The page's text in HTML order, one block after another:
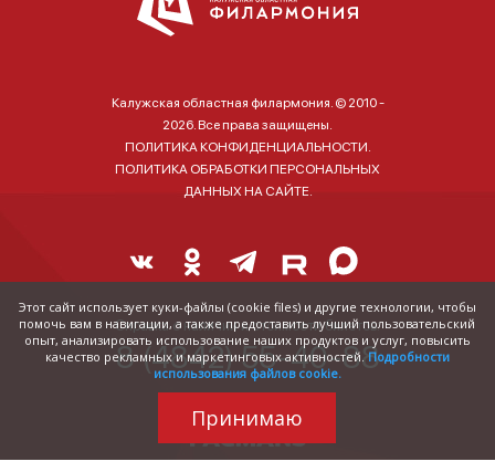
Калужская областная филармония. © 2010 -
2026. Все права защищены.
ПОЛИТИКА КОНФИДЕНЦИАЛЬНОСТИ.
ПОЛИТИКА ОБРАБОТКИ ПЕРСОНАЛЬНЫХ
ДАННЫХ НА САЙТЕ.
Справка о наличии и стоимости билетов:
8 (4842) 55-40-88
Этот сайт использует куки-файлы (cookie files) и другие технологии, чтобы
помочь вам в навигации, а также предоставить лучший пользовательский
опыт, анализировать использование наших продуктов и услуг, повысить
качество рекламных и маркетинговых активностей. Подробности
использования файлов cookie.
Принимаю